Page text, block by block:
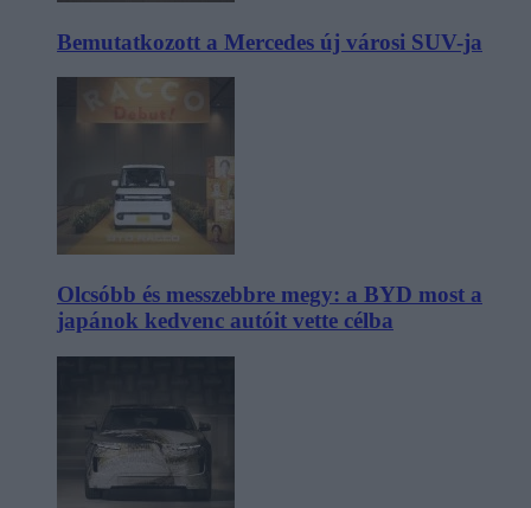
Bemutatkozott a Mercedes új városi SUV-ja
Olcsóbb és messzebbre megy: a BYD most a
japánok kedvenc autóit vette célba